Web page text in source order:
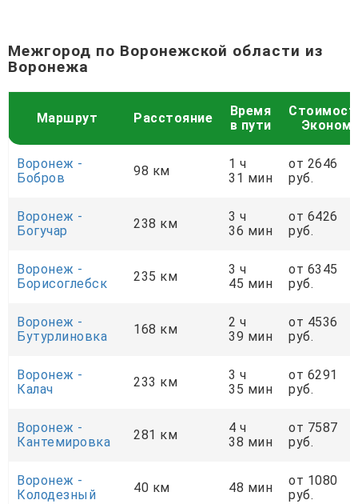
Межгород по Воронежской области из
Воронежа
Маршрут Расстояние
Время
в пути
Эконом
Воронеж -
Бобров
98 км
1 ч
31 мин
от 2646
руб.
Воронеж -
Богучар
238 км
3 ч
36 мин
от 6426
руб.
Воронеж -
Борисоглебск
235 км
3 ч
45 мин
от 6345
руб.
Воронеж -
Бутурлиновка
168 км
2 ч
39 мин
от 4536
руб.
Воронеж -
Калач
233 км
3 ч
35 мин
от 6291
руб.
Воронеж -
Кантемировка
281 км
4 ч
38 мин
от 7587
руб.
Воронеж -
Колодезный
40 км 48 мин
от 1080
руб.